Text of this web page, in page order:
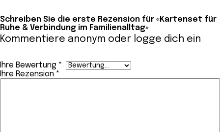
Schreiben Sie die erste Rezension für «Kartenset für
Ruhe & Verbindung im Familienalltag»
Kommentiere anonym oder logge dich ein
Ihre Bewertung *
Ihre Rezension *